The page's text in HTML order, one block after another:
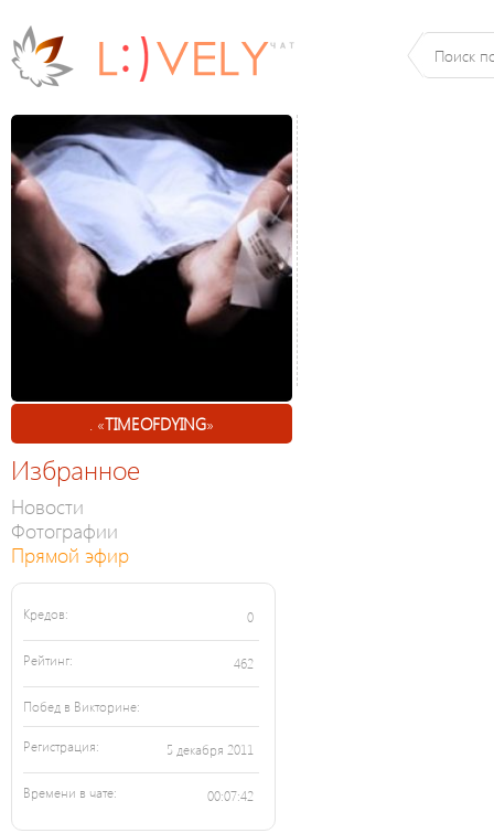
. «TIMEOFDYING»
Избранное
Новости
Фотографии
Прямой эфир
Кредов: 0
Рейтинг: 462
Побед в Викторине:
Регистрация: 5 декабря 2011
Времени в чате: 00:07:42